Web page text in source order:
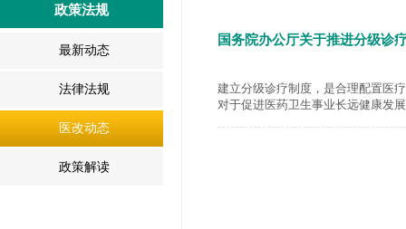
国务院办公厅关于推进分级诊
建立分级诊疗制度，是合理配置医
对于促进医药卫生事业长远健康发
政策法规
最新动态
法律法规
医改动态
政策解读